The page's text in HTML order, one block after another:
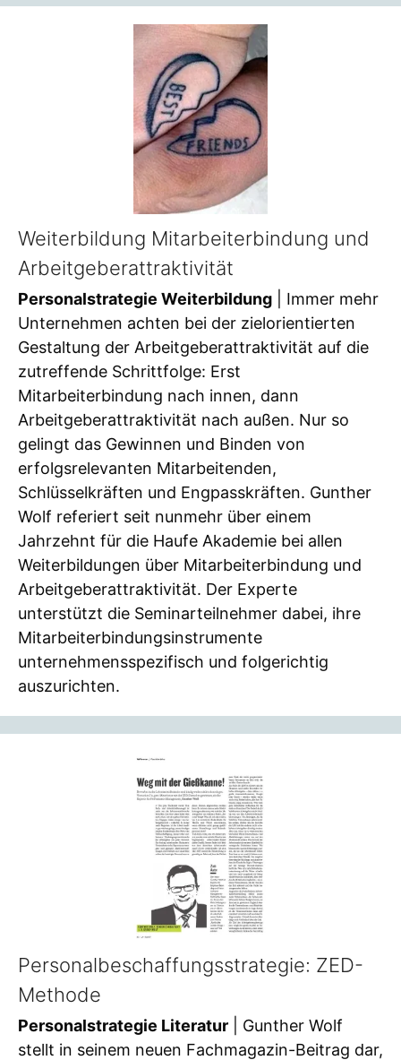
Weiterbildung Mitarbeiterbindung und
Arbeitgeberattraktivität
Personalstrategie Weiterbildung | Immer mehr
Unternehmen achten bei der zielorientierten
Gestaltung der Arbeitgeberattraktivität auf die
zutreffende Schrittfolge: Erst
Mitarbeiterbindung nach innen, dann
Arbeitgeberattraktivität nach außen. Nur so
gelingt das Gewinnen und Binden von
erfolgsrelevanten Mitarbeitenden,
Schlüsselkräften und Engpasskräften. Gunther
Wolf referiert seit nunmehr über einem
Jahrzehnt für die Haufe Akademie bei allen
Weiterbildungen über Mitarbeiterbindung und
Arbeitgeberattraktivität. Der Experte
unterstützt die Seminarteilnehmer dabei, ihre
Mitarbeiterbindungsinstrumente
unternehmensspezifisch und folgerichtig
auszurichten.
Personalbeschaffungsstrategie: ZED-
Methode
Personalstrategie Literatur | Gunther Wolf
stellt in seinem neuen Fachmagazin-Beitrag dar,